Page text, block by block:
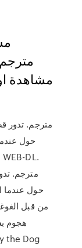
من قبل
هجوم